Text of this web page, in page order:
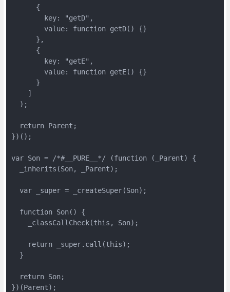
      {
        key: "getD",
        value: function getD() {}
      },
      {
        key: "getE",
        value: function getE() {}
      }
    ]
  );
  return Parent;
})();
var Son = /*#__PURE__*/ (function (_Parent) {
  _inherits(Son, _Parent);
  var _super = _createSuper(Son);
  function Son() {
    _classCallCheck(this, Son);
    return _super.call(this);
  }
  return Son;
})(Parent);